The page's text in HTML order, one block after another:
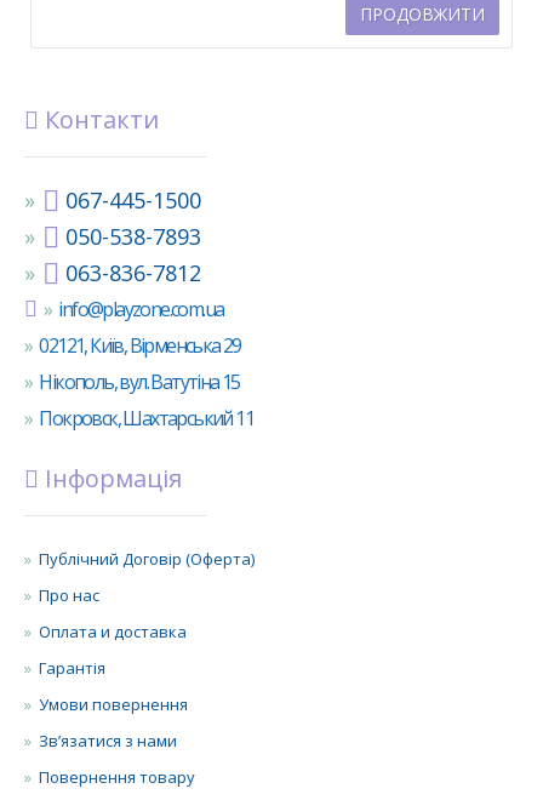
ПРОДОВЖИТИ
Контакти
067-445-1500
050-538-7893
063-836-7812
info@playzone.com.ua
02121, Київ, Вірменська 29
Нікополь, вул. Ватутіна 15
Покровск, Шахтарський 11
Інформація
Публічний Договір (Оферта)
Про нас
Оплата и доставка
Гарантія
Умови повернення
Зв’язатися з нами
Повернення товару